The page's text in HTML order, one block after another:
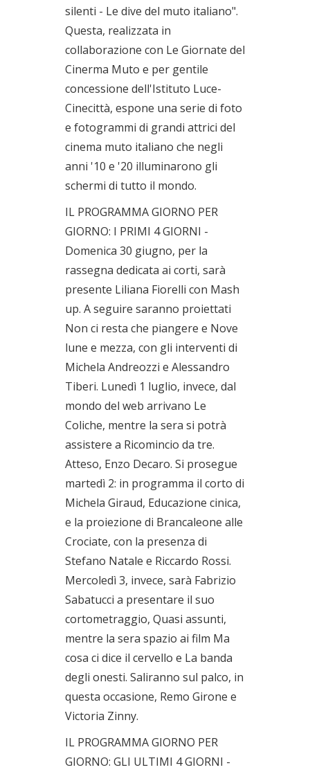
silenti - Le dive del muto italiano".
Questa, realizzata in
collaborazione con Le Giornate del
Cinerma Muto e per gentile
concessione dell'Istituto Luce-
Cinecittà, espone una serie di foto
e fotogrammi di grandi attrici del
cinema muto italiano che negli
anni '10 e '20 illuminarono gli
schermi di tutto il mondo.
IL PROGRAMMA GIORNO PER
GIORNO: I PRIMI 4 GIORNI -
Domenica 30 giugno, per la
rassegna dedicata ai corti, sarà
presente Liliana Fiorelli con Mash
up. A seguire saranno proiettati
Non ci resta che piangere e Nove
lune e mezza, con gli interventi di
Michela Andreozzi e Alessandro
Tiberi. Lunedì 1 luglio, invece, dal
mondo del web arrivano Le
Coliche, mentre la sera si potrà
assistere a Ricomincio da tre.
Atteso, Enzo Decaro. Si prosegue
martedì 2: in programma il corto di
Michela Giraud, Educazione cinica,
e la proiezione di Brancaleone alle
Crociate, con la presenza di
Stefano Natale e Riccardo Rossi.
Mercoledì 3, invece, sarà Fabrizio
Sabatucci a presentare il suo
cortometraggio, Quasi assunti,
mentre la sera spazio ai film Ma
cosa ci dice il cervello e La banda
degli onesti. Saliranno sul palco, in
questa occasione, Remo Girone e
Victoria Zinny.
IL PROGRAMMA GIORNO PER
GIORNO: GLI ULTIMI 4 GIORNI -